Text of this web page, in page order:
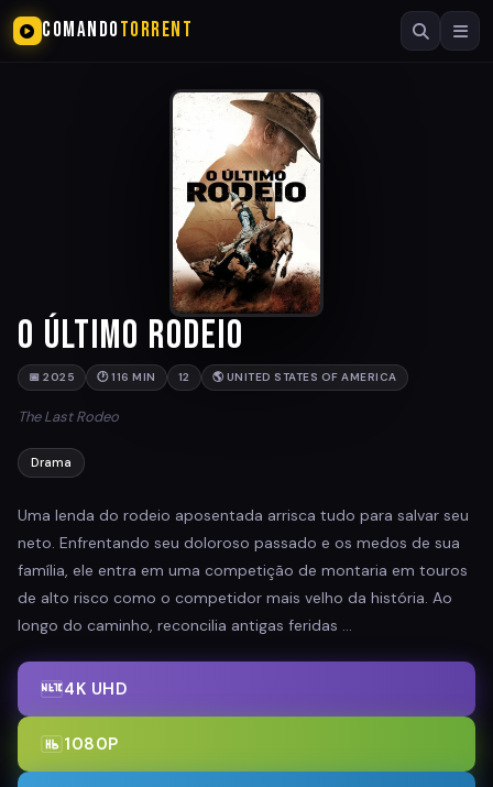
COMANDOTORRENT
O Último Rodeio
📅 2025 🕐 116 MIN 12 🌎 UNITED STATES OF AMERICA
The Last Rodeo
Drama
Uma lenda do rodeio aposentada arrisca tudo para salvar seu
neto. Enfrentando seu doloroso passado e os medos de sua
família, ele entra em uma competição de montaria em touros
de alto risco como o competidor mais velho da história. Ao
longo do caminho, reconcilia antigas feridas …
4K UHD
1080P